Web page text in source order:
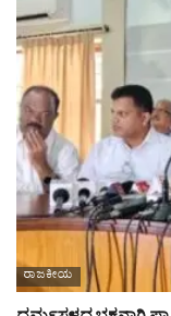
ರಾಜಕೀಯ